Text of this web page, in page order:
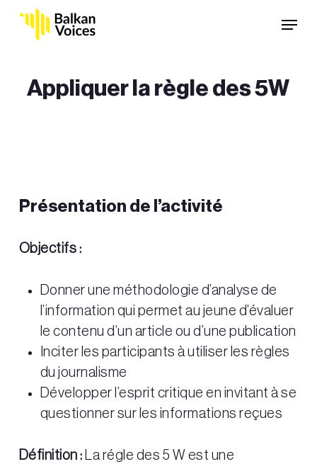
Skip
Menu
Appliquer la règle des 5W
Présentation de l’activité
Objectifs :
Donner une méthodologie d’analyse de
l’information qui permet au jeune d’évaluer
le contenu d’un article ou d’une publication
Inciter les participants à utiliser les règles
du journalisme
Développer l’esprit critique en invitant à se
questionner sur les informations reçues
Définition : La régle des 5 W est une